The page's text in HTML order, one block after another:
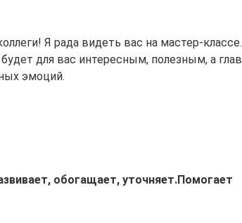
Я рада видеть вас на мастер-классе.
для вас интересным, полезным, а
эмоций.
обогащает, уточняет.Помогает